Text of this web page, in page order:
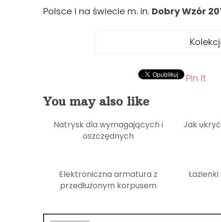
Polsce i na świecie m. in. Dobry Wzór
Pin It
You may also like
Natrysk dla wymagających i
oszczędnych
Jak
Elektroniczna armatura z
przedłużonym korpusem